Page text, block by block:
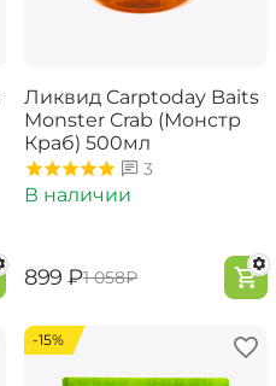
Ликвид Carptoday Baits
Monster Crab (Монстр
Краб) 500мл
3
В наличии
‍899‍ ₽‍1 058‍₽
-15%